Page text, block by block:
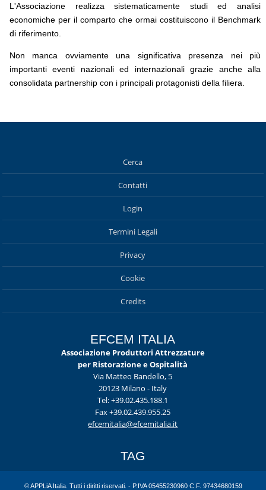
L'Associazione realizza sistematicamente studi ed analisi
economiche per il comparto che ormai costituiscono il Benchmark
di riferimento.
Non manca ovviamente una significativa presenza nei più
importanti eventi nazionali ed internazionali grazie anche alla
consolidata partnership con i principali protagonisti della filiera.
Cerca
Contatti
Login
Termini Legali
Privacy
Cookie
Credits
EFCEM ITALIA
Associazione Produttori Attrezzature
per Ristorazione e Ospitalità
Via Matteo Bandello, 5
20123 Milano - Italy
Tel: +39.02.435.188.1
Fax +39.02.439.955.25
efcemitalia@efcemitalia.it
TAG
© APPLiA Italia. Tutti i diritti riservati. - P.IVA 05455230960 C.F. 97434680159